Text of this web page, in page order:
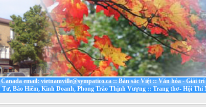
email: vietnamville@sympatico.ca::Bản sắc Việt::Văn hóa - Giải trí
Bảo Hiểm, Kinh Doanh, Phong Trào Thịnh Vượng::Trang thơ- Hội Thi